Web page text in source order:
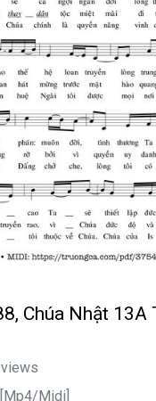
Chúa Nhật 13A
views
Midi]